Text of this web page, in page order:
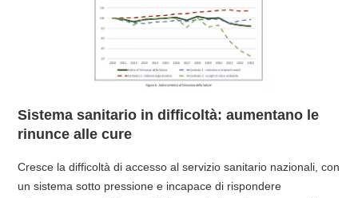
Sistema sanitario in difficoltà: aumentano le
rinunce alle cure
Cresce la difficoltà di accesso al servizio sanitario nazionali, con
un sistema sotto pressione e incapace di rispondere